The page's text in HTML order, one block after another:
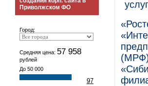
Приволжском ФО
Город:
Средняя цена: 57 958
рублей
До 50 000
97